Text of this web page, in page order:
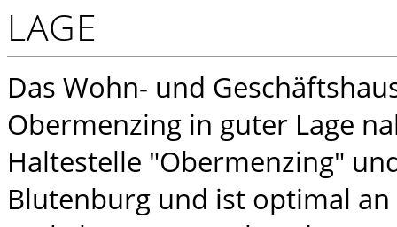
LAGE
Das Wohn- und
Obermenzing in guter Lage
Haltestelle "Obermenzing"
Blutenburg und ist optimal